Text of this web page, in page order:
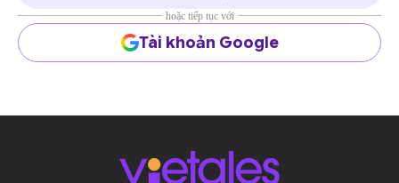
hoặc tiếp tục với
Tài khoản Google